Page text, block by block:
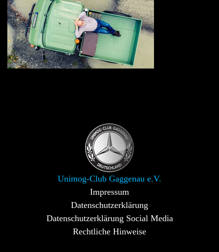
Unimog-Club Gaggenau e.V.
Impressum
Datenschutzerklärung
Datenschutzerklärung Social Media
Rechtliche Hinweise